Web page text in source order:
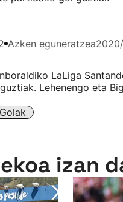
Azken eguneratzea
LaLiga
Lehenengo eta
Golak
izan